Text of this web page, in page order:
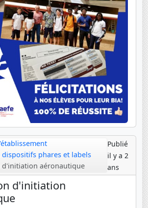
phares et labels
d'initiation aéronautique
Publié
il y a 2
ans
d'initiation